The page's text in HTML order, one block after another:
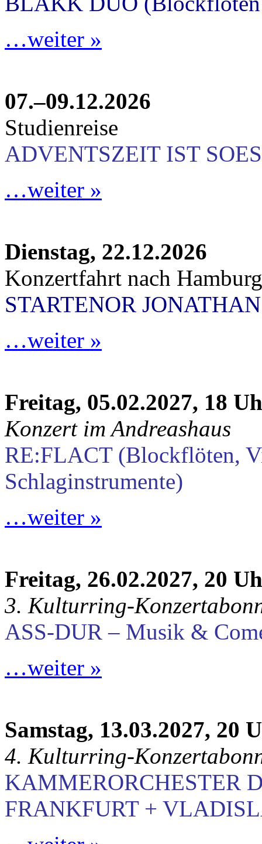
…weiter »
07.–09.12.2026
Studienreise
ADVENTSZEIT IST
…weiter »
Dienstag, 22.12.2026
Konzertfahrt nach Hamburg
STARTENOR
…weiter »
Freitag, 05.02.2027, 18
Konzert im Andreashaus
RE:FLACT (Blockflöten,
Schlaginstrumente)
…weiter »
Freitag, 26.02.2027, 20
3. Kulturring-
ASS-DUR – Musik &
…weiter »
Samstag, 13.03.2027, 20
4. Kulturring-
KAMMERORCHESTER
FRANKFURT +